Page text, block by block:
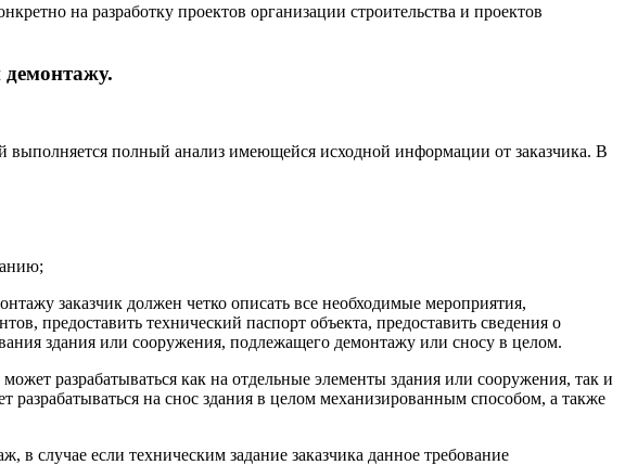
на разработку проектов организации строительства и проектов
выполняется полный анализ имеющейся исходной информации от заказчика. В
заказчик должен четко описать все необходимые мероприятия,
предоставить технический паспорт объекта, предоставить сведения о
здания или сооружения, подлежащего демонтажу или сносу в целом.
разрабатываться как на отдельные элементы здания или сооружения, так и
на снос здания в целом механизированным способом, а также
в случае если техническим задание заказчика данное требование